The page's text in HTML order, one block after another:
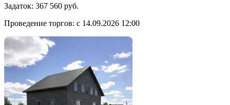
Задаток: 367 560 руб.
Проведение торгов: с 14.09.2026 12:00